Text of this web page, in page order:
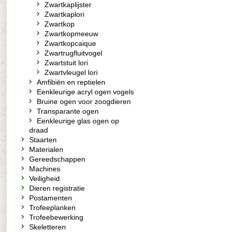
Zwartkaplijster
Zwartkaplori
Zwartkop
Zwartkopmeeuw
Zwartkopcaique
Zwartrugfluitvogel
Zwartstuit lori
Zwartvleugel lori
Amfibiën en reptielen
Eenkleurige acryl ogen vogels
Bruine ogen voor zoogdieren
Transparante ogen
Eenkleurige glas ogen op
draad
Staarten
Materialen
Gereedschappen
Machines
Veiligheid
Dieren registratie
Postamenten
Trofeeplanken
Trofeebewerking
Skeletteren